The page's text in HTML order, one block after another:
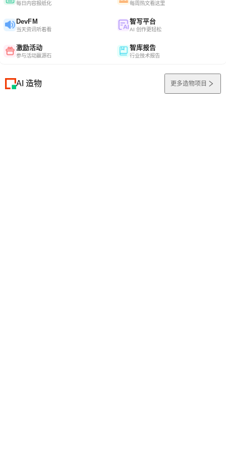
每日内容报纸化 每周热文看这里
DevFM
当天资讯听着看
智写平台
AI 创作更轻松
激励活动
参与活动赢源石
智库报告
行业技术报告
AI 造物 更多造物项目